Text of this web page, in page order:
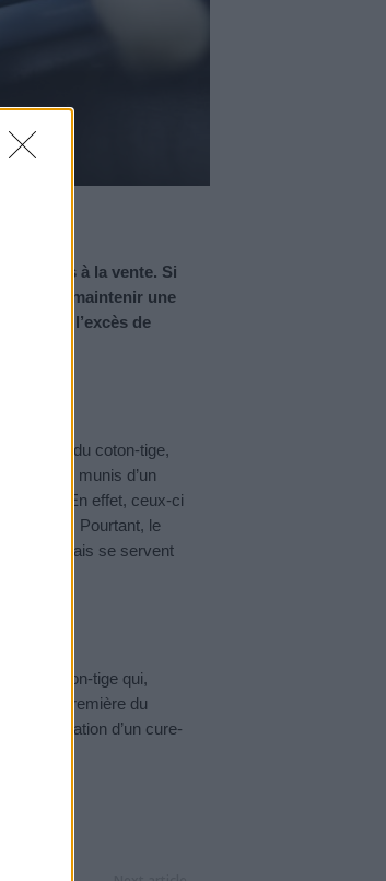
interdits à la vente. Si
pour maintenir une
enlever l’excès de
la vente du coton-tige,
tiges munis d’un
En effet, ceux-ci
Pourtant, le
Français se servent
du coton-tige qui,
première du
l’utilisation d’un cure-